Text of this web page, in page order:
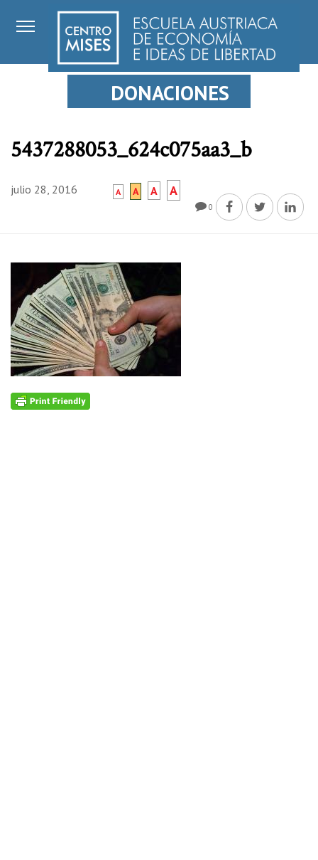
DONACIONES
5437288053_624c075aa3_b
julio 28, 2016 A A A A
0